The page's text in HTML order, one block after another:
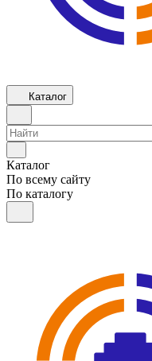
Каталог
Каталог
По всему сайту
По каталогу